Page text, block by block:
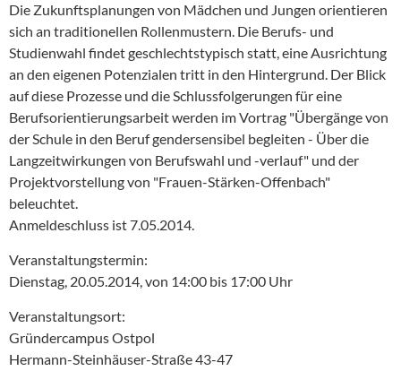
Die Zukunftsplanungen von Mädchen und Jungen orientieren
sich an traditionellen Rollenmustern. Die Berufs- und
Studienwahl findet geschlechtstypisch statt, eine Ausrichtung
an den eigenen Potenzialen tritt in den Hintergrund. Der Blick
auf diese Prozesse und die Schlussfolgerungen für eine
Berufsorientierungsarbeit werden im Vortrag "Übergänge von
der Schule in den Beruf gendersensibel begleiten - Über die
Langzeitwirkungen von Berufswahl und -verlauf" und der
Projektvorstellung von "Frauen-Stärken-Offenbach"
beleuchtet.
Anmeldeschluss ist 7.05.2014.
Veranstaltungstermin:
Dienstag, 20.05.2014, von 14:00 bis 17:00 Uhr
Veranstaltungsort:
Gründercampus Ostpol
Hermann-Steinhäuser-Straße 43-47